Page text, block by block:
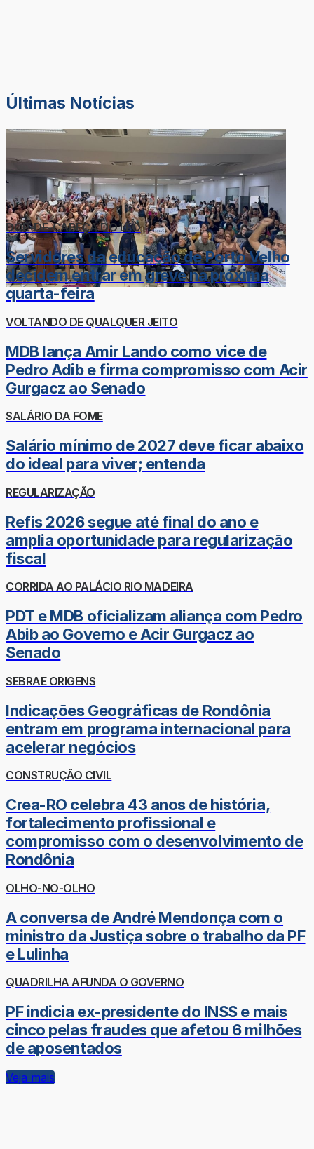
Últimas Notícias
DOR-DE-CABEÇA DO LÉO
Servidores da educação de Porto Velho
decidem entrar em greve na próxima
quarta-feira
VOLTANDO DE QUALQUER JEITO
MDB lança Amir Lando como vice de
Pedro Adib e firma compromisso com Acir
Gurgacz ao Senado
SALÁRIO DA FOME
Salário mínimo de 2027 deve ficar abaixo
do ideal para viver; entenda
REGULARIZAÇÃO
Refis 2026 segue até final do ano e
amplia oportunidade para regularização
fiscal
CORRIDA AO PALÁCIO RIO MADEIRA
PDT e MDB oficializam aliança com Pedro
Abib ao Governo e Acir Gurgacz ao
Senado
SEBRAE ORIGENS
Indicações Geográficas de Rondônia
entram em programa internacional para
acelerar negócios
CONSTRUÇÃO CIVIL
Crea-RO celebra 43 anos de história,
fortalecimento profissional e
compromisso com o desenvolvimento de
Rondônia
OLHO-NO-OLHO
A conversa de André Mendonça com o
ministro da Justiça sobre o trabalho da PF
e Lulinha
QUADRILHA AFUNDA O GOVERNO
PF indicia ex-presidente do INSS e mais
cinco pelas fraudes que afetou 6 milhões
de aposentados
Veja mais